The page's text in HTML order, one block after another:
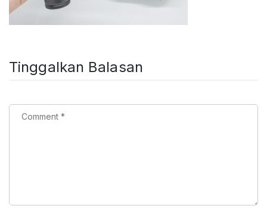
Tinggalkan Balasan